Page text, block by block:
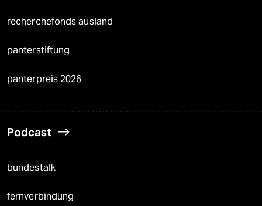
recherchefonds ausland
panterstiftung
panterpreis 2026
Podcast
bundestalk
fernverbindung